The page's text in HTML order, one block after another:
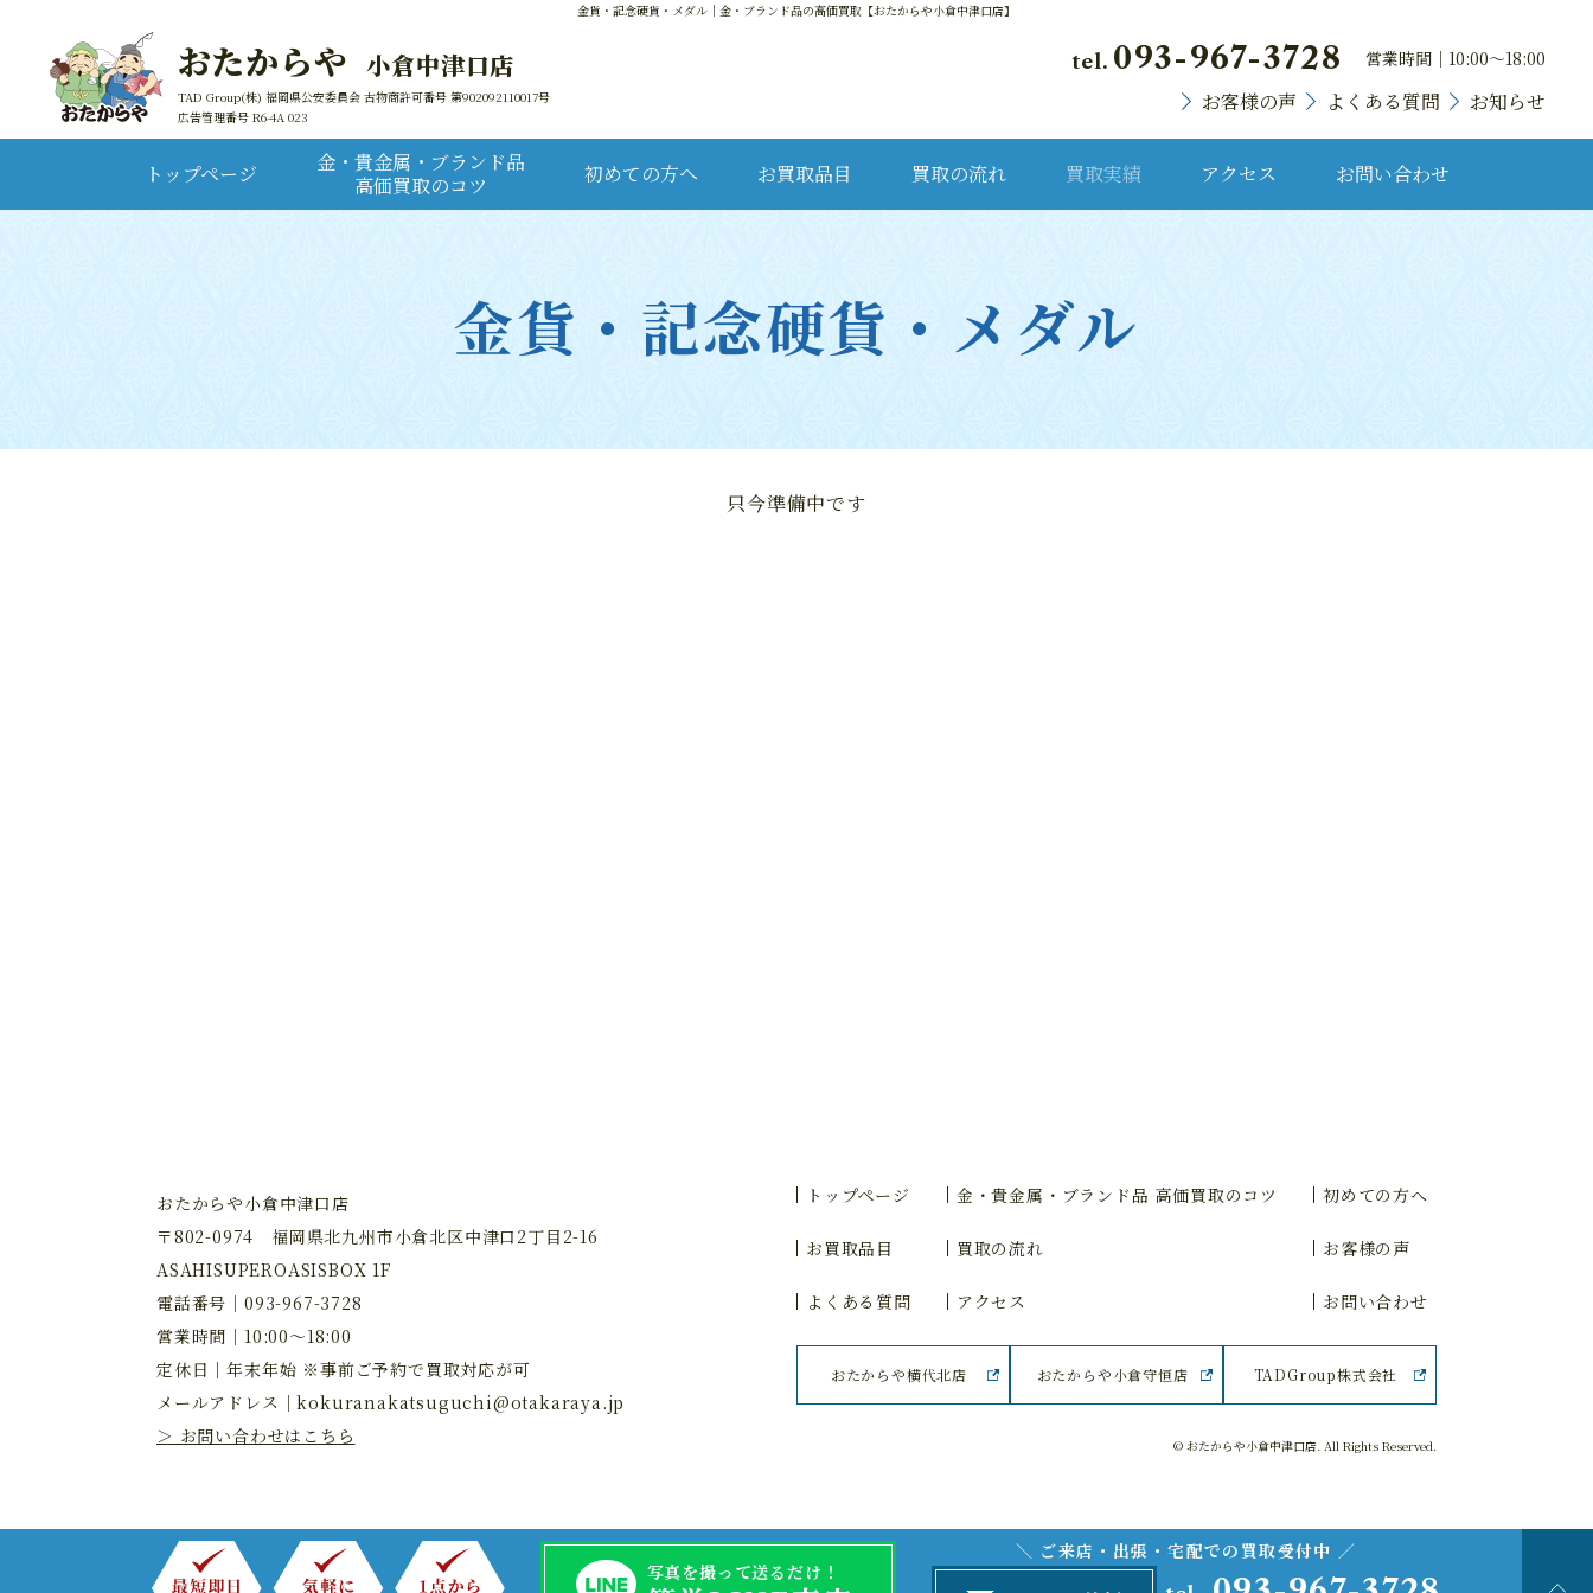
金貨・記念硬貨・メダル ｜金・ブランド品の高価買取【おたからや小倉中津口店】
おたからや 小倉中津口店
TAD Group(株) 福岡県公安委員会 古物商許可番号 第902092110017号
広告管理番号 R6-4A 023
tel. 093-967-3728 営業時間｜10:00～18:00
お客様の声 よくある質問 お知らせ
トップページ
金・貴金属・ブランド品
高価買取のコツ
初めての方へ お買取品目 買取の流れ 買取実績
ブランドバッグ
アクセス お問い合わせ
金貨・記念硬貨・メダル
只今準備中です
おたからや小倉中津口店
〒802-0974 福岡県北九州市小倉北区中津口2丁目2-16
ASAHISUPEROASISBOX 1F
電話番号｜ 093-967-3728
営業時間｜10:00～18:00
定休日｜年末年始 ※事前ご予約で買取対応が可
メールアドレス｜kokuranakatsuguchi@otakaraya.jp
＞ お問い合わせはこちら
トップページ 金・貴金属・ブランド品 高価買取のコツ 初めての方へ
お買取品目 買取の流れ お客様の声
よくある質問 アクセス お問い合わせ
おたからや横代北店 おたからや小倉守恒店 TADGroup株式会社
© おたからや小倉中津口店. All Rights Reserved.
写真を撮って送るだけ！
＼ ご来店・出張・宅配での買取受付中 ／